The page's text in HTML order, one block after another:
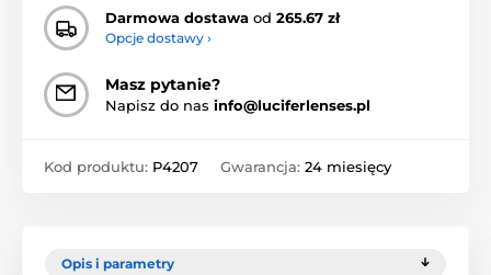
Darmowa dostawa od 265.67 zł
Opcje dostawy ›
Masz pytanie?
Napisz do nas info@luciferlenses.pl
Kod produktu: P4207 Gwarancja: 24 miesięcy
Opis i parametry